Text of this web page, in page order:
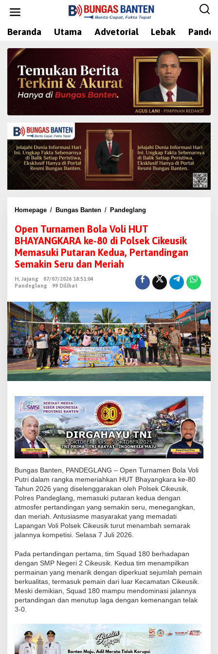
Beranda Utama Advetorial Lebak
Homepage / Bungas Banten / Pandeglang
n
T
r
a
m
e
n
B
o
l
V
o
l
i
H
U
B
H
A
Y
A
K
A
R
A
-
8
Open Turnamen Bola Voli HUT
BHAYANGKARA ke-80 di Polsek Cikeusik
Memasuki Putaran Kedua, Pertandingan
Semakin Seru dan Meriah
H, Jajang
07/07/2026 18:51:04
Pandeglang
99 Dilihat
Bungas Banten, PANDEGLANG – Open Turnamen Bola Voli
Putri dalam rangka memeriahkan HUT Bhayangkara ke-80
Tahun 2026 yang diselenggarakan oleh Polsek Cikeusik,
Polres Pandeglang, memasuki putaran kedua dengan
atmosfer pertandingan yang semakin seru, menegangkan,
dan meriah. Antusiasme masyarakat yang memadati
Lapangan Voli Polsek Cikeusik turut menambah semarak
jalannya kompetisi. Selasa 7 Juli 2026.
Pada pertandingan pertama, tim Squad 180 berhadapan
dengan SMP Negeri 2 Cikeusik. Kedua tim menampilkan
permainan yang menarik dengan diperkuat sejumlah pemain
berkualitas, termasuk pemain dari luar Kecamatan Cikeusik.
Meski demikian, Squad 180 mampu mendominasi jalannya
pertandingan dan menutup laga dengan kemenangan telak
3-0.